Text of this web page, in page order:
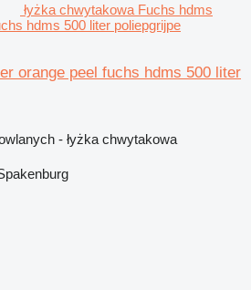
łyżka chwytakowa Fuchs hdms
hdms 500 liter poliepgrijpe
orange peel fuchs hdms 500 liter
- łyżka chwytakowa